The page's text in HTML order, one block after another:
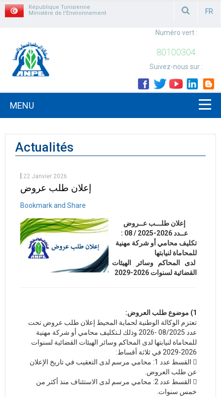
République Tunisienne
Ministère de l'Environnement
FR
Numéro vert :
80100304
Suivez-nous sur :
MENU
Actualités
22 Janvier 2026
إعلان طلب عروض
إعلان طلـــب عــروض
عــدد 2026-2025 / 08 :
تكليف محامي أو شركة مهنية
للمحاماة لنيابتها
لدى المحاكم وسائر الهيئات
القضائية لسنوات 2026-2029
1) موضوع طلب العروض:
تعتزم الوكالة الوطنية لحماية المحيط إعلان طلب عروض تحت
عدد 08/2025 -2026 وذلك لـتكليف محامي أو شركة مهنية
للمحاماة لنيابتها لدى المحاكم وسائر الهيئات القضائية لسنوات
2026-2029 في ثلاثة أقساط:
 القسط عدد 1: محامي مرسم لدى التعقيب في تاريخ الإعلان
عن طلب العروض.
 القسط عدد 2: محامي مرسم لدى الاستئناف منذ أكثر من
خمس سنوات.